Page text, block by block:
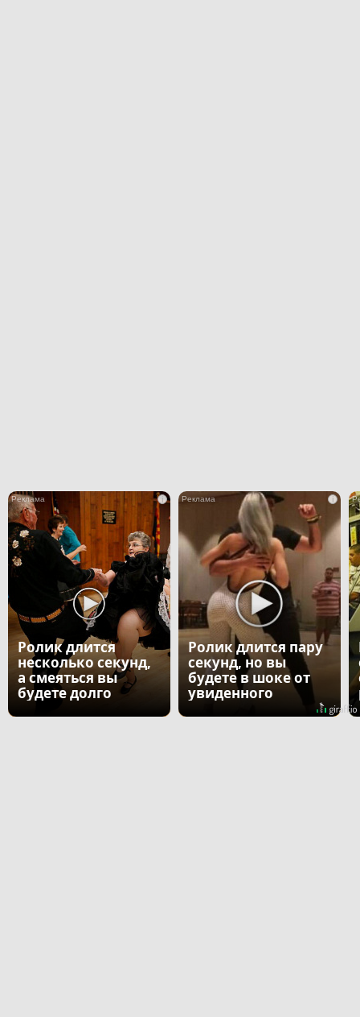
i
Ролик длится
несколько секунд,
а смеяться вы
будете долго
i
Ролик длится пару
секунд, но вы
будете в шоке от
увиденного